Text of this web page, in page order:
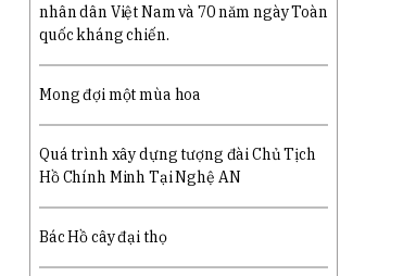
nhân dân Việt Nam và 70 năm ngày Toàn
quốc kháng chiến.
Mong đợi một mùa hoa
Quá trình xây dựng tượng đài Chủ Tịch
Hồ Chính Minh Tại Nghệ AN
Bác Hồ cây đại thọ